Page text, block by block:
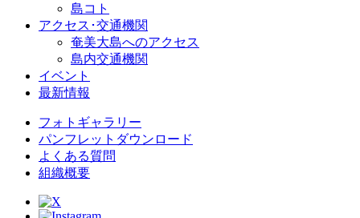
島コト
アクセス･交通機関
奄美大島へのアクセス
島内交通機関
イベント
最新情報
フォトギャラリー
パンフレットダウンロード
よくある質問
組織概要